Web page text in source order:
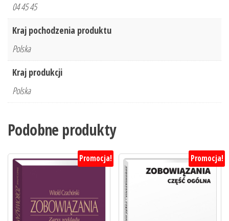
04 45 45
Kraj pochodzenia produktu
Polska
Kraj produkcji
Polska
Podobne produkty
Promocja! Promocja!